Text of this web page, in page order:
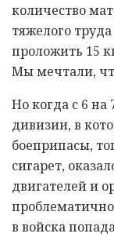
количество
тяжелого
проложить 15
Мы мечтали,
Но когда с 6
дивизии, в
боеприпасы,
сигарет,
двигателей и
в войска